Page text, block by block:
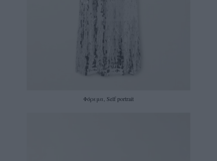
Φόρεμα, Self portrait